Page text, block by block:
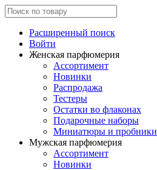
Расширенный поиск
Войти
Женская парфюмерия
Ассортимент
Новинки
Распродажа
Тестеры
Остатки во флаконах
Подарочные наборы
Миниатюры и пробники
Мужская парфюмерия
Ассортимент
Новинки